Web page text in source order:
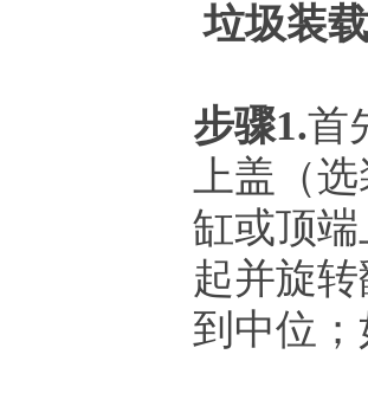
垃圾装载
步骤1.首
上盖（
缸或顶
起并旋
到中位